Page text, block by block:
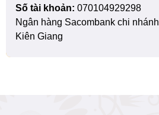
Số tài khoản: 070104929298
Ngân hàng Sacombank chi nhánh
Kiên Giang